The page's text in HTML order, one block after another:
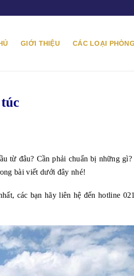
GIỚI THIỆU CÁC LOẠI
từ đâu? Cần phải chuẩn bị những
bài viết dưới đây nhé!
các bạn hãy liên hệ đến hotline